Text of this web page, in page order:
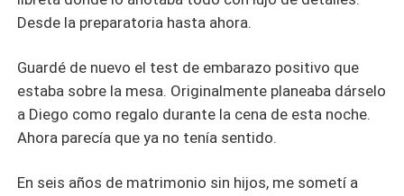
Desde la preparatoria hasta ahora.
Guardé de nuevo el test de embarazo positivo que
estaba sobre la mesa. Originalmente planeaba dárselo
a Diego como regalo durante la cena de esta noche.
Ahora parecía que ya no tenía sentido.
En seis años de matrimonio sin hijos, me sometí a